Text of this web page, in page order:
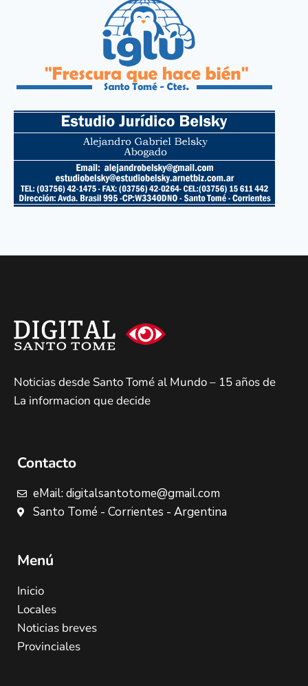
Noticias desde Santo Tomé al Mundo – 15 años de
La informacion que decide
Contacto
eMail: digitalsantotome@gmail.com
Santo Tomé - Corrientes - Argentina
Menú
Inicio
Locales
Noticias breves
Provinciales